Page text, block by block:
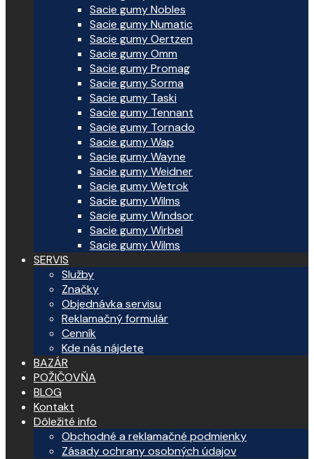
Sacie gumy Nobles
Sacie gumy Numatic
Sacie gumy Oertzen
Sacie gumy Omm
Sacie gumy Promag
Sacie gumy Sorma
Sacie gumy Taski
Sacie gumy Tennant
Sacie gumy Tornado
Sacie gumy Wap
Sacie gumy Wayne
Sacie gumy Weidner
Sacie gumy Wetrok
Sacie gumy Wilms
Sacie gumy Windsor
Sacie gumy Wirbel
Sacie gumy Wilms
SERVIS
Služby
Značky
Objednávka servisu
Reklamačný formulár
Cenník
Kde nás nájdete
BAZÁR
POŽIČOVŇA
BLOG
Kontakt
Dôležité info
Obchodné a reklamačné podmienky
Zásady ochrany osobných údajov